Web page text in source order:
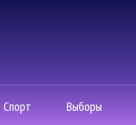
Спорт Выборы